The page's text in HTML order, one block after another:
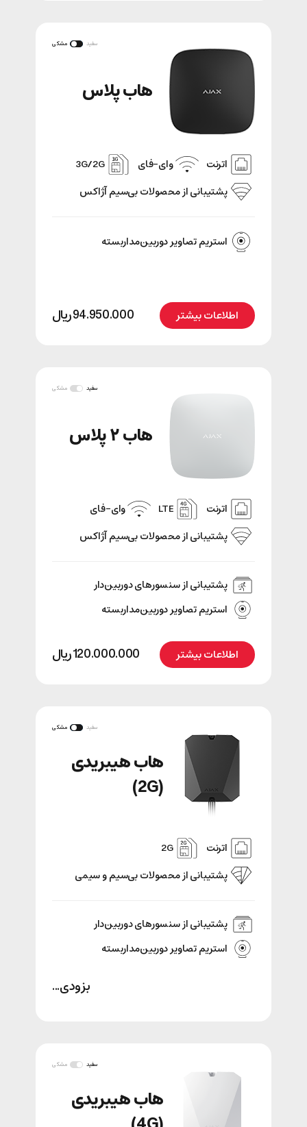
سفید مشکی
هاب پلاس
اترنت وای-فای
3G/2G
پشتیبانی‌ از محصولات بی‌سیم آژاکس
استریم تصاویر دوربین‌مداربسته
اطلاعات بیشتر 94.950.000﷼
سفید مشکی
هاب ۲ پلاس
اترنت LTE
وای-فای
پشتیبانی‌ از محصولات بی‌سیم آژاکس
پشتیبانی از سنسور‌های دوربین‌دار
استریم تصاویر دوربین‌مداربسته
اطلاعات بیشتر 120.000.000﷼
سفید مشکی
هاب هیبریدی
(2G)
اترنت
2G
پشتیبانی‌ از محصولات بی‌سیم و سیمی
پشتیبانی از سنسور‌های دوربین‌دار
استریم تصاویر دوربین‌مداربسته
بزودی...
سفید مشکی
هاب هیبریدی